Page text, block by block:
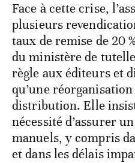
Face à cette crise,
plusieurs
taux de remise de 20
du ministère de
règle aux éditeurs et
qu’une
distribution. Elle
nécessité d’assurer
manuels, y compris
et dans les délais